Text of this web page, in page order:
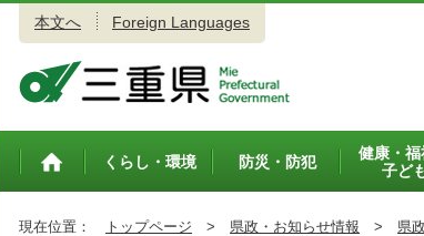
本文へ Foreign Languages
トップペ
くらし・環境 防災・防犯
健康・福
子ど
現在位置： トップページ > 県政・お知らせ情報 > 県